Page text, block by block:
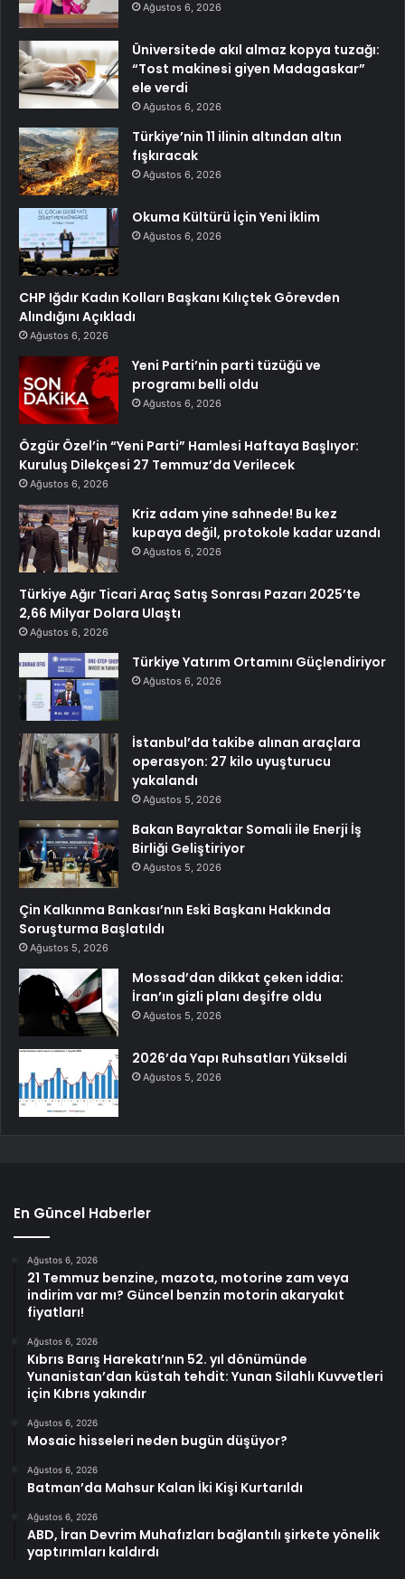
Ağustos 6, 2026
Üniversitede akıl almaz kopya tuzağı:
“Tost makinesi giyen Madagaskar”
ele verdi
Ağustos 6, 2026
Türkiye’nin 11 ilinin altından altın
fışkıracak
Ağustos 6, 2026
Okuma Kültürü İçin Yeni İklim
Ağustos 6, 2026
CHP Iğdır Kadın Kolları Başkanı Kılıçtek Görevden
Alındığını Açıkladı
Ağustos 6, 2026
Yeni Parti’nin parti tüzüğü ve
programı belli oldu
Ağustos 6, 2026
Özgür Özel’in “Yeni Parti” Hamlesi Haftaya Başlıyor:
Kuruluş Dilekçesi 27 Temmuz’da Verilecek
Ağustos 6, 2026
Kriz adam yine sahnede! Bu kez
kupaya değil, protokole kadar uzandı
Ağustos 6, 2026
Türkiye Ağır Ticari Araç Satış Sonrası Pazarı 2025’te
2,66 Milyar Dolara Ulaştı
Ağustos 6, 2026
Türkiye Yatırım Ortamını Güçlendiriyor
Ağustos 6, 2026
İstanbul’da takibe alınan araçlara
operasyon: 27 kilo uyuşturucu
yakalandı
Ağustos 5, 2026
Bakan Bayraktar Somali ile Enerji İş
Birliği Geliştiriyor
Ağustos 5, 2026
Çin Kalkınma Bankası’nın Eski Başkanı Hakkında
Soruşturma Başlatıldı
Ağustos 5, 2026
Mossad’dan dikkat çeken iddia:
İran’ın gizli planı deşifre oldu
Ağustos 5, 2026
2026’da Yapı Ruhsatları Yükseldi
Ağustos 5, 2026
En Güncel Haberler
Ağustos 6, 2026
21 Temmuz benzine, mazota, motorine zam veya
indirim var mı? Güncel benzin motorin akaryakıt
fiyatları!
Ağustos 6, 2026
Kıbrıs Barış Harekatı’nın 52. yıl dönümünde
Yunanistan’dan küstah tehdit: Yunan Silahlı Kuvvetleri
için Kıbrıs yakındır
Ağustos 6, 2026
Mosaic hisseleri neden bugün düşüyor?
Ağustos 6, 2026
Batman’da Mahsur Kalan İki Kişi Kurtarıldı
Ağustos 6, 2026
ABD, İran Devrim Muhafızları bağlantılı şirkete yönelik
yaptırımları kaldırdı